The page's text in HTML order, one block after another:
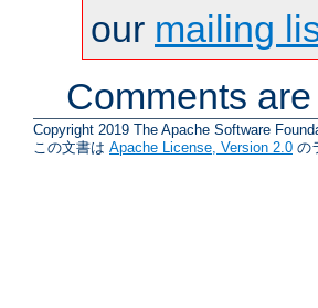
our mailing
Comments
Copyright 2019 The Apache Software
この文書は Apache License, Version 2.0 の